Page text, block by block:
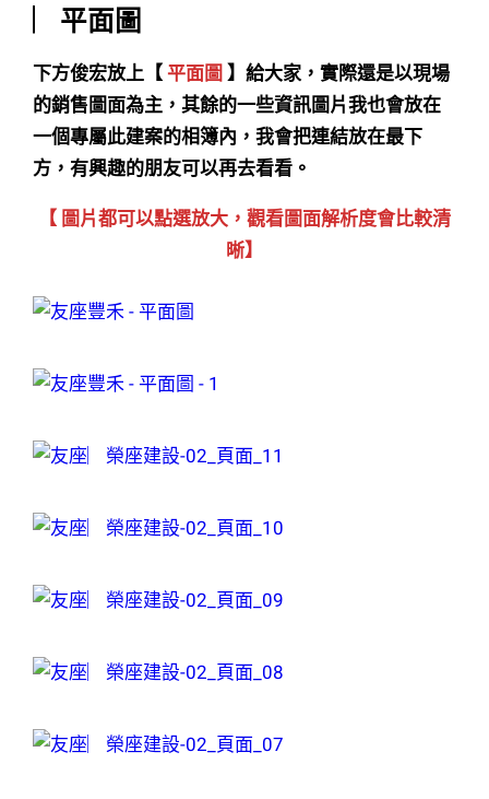
︳平面圖
下方俊宏放上【平面圖 】給大家，實際還是以現場
的銷售圖面為主，其餘的一些資訊圖片我也會放在
一個專屬此建案的相簿內，我會把連結放在最下
方，有興趣的朋友可以再去看看。
【 圖片都可以點選放大，觀看圖面解析度會比較清
晰】